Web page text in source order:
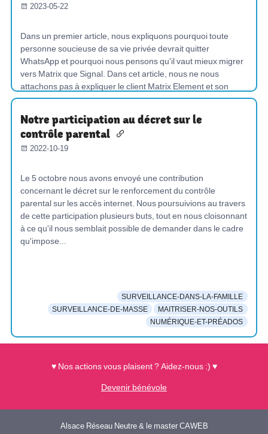
2023-05-22
Dans un premier article, nous expliquons pourquoi toute
personne soucieuse de sa vie privée devrait quitter
WhatsApp et pourquoi nous pensons qu'il vaut mieux migrer
vers Matrix que Signal. Dans cet article, nous ne nous
attachons pas à expliquer le client Matrix Element et son
utilisation, de...
PROMOUVOIR-LES-COMMUNS
Notre participation au décret sur le
contrôle parental
2022-10-19
Le 5 octobre nous avons envoyé une contribution
concernant le décret sur le renforcement du contrôle
parental sur les accès internet. Nous poursuivions au travers
de cette participation plusieurs buts, tout en nous cloisonnant
à ce qu'il nous semblait possible de demander dans le cadre
qu'impose...
SURVEILLANCE-DANS-LA-FAMILLE
SURVEILLANCE-DE-MASSE
MAITRISER-NOS-OUTILS
NUMÉRIQUE-ET-PRÉADOS
♥ Nos actions vous plaisent ? Aidez-nous :) ♥
Devenir bénévole
Alsace Réseau Neutre & le master CAWEB